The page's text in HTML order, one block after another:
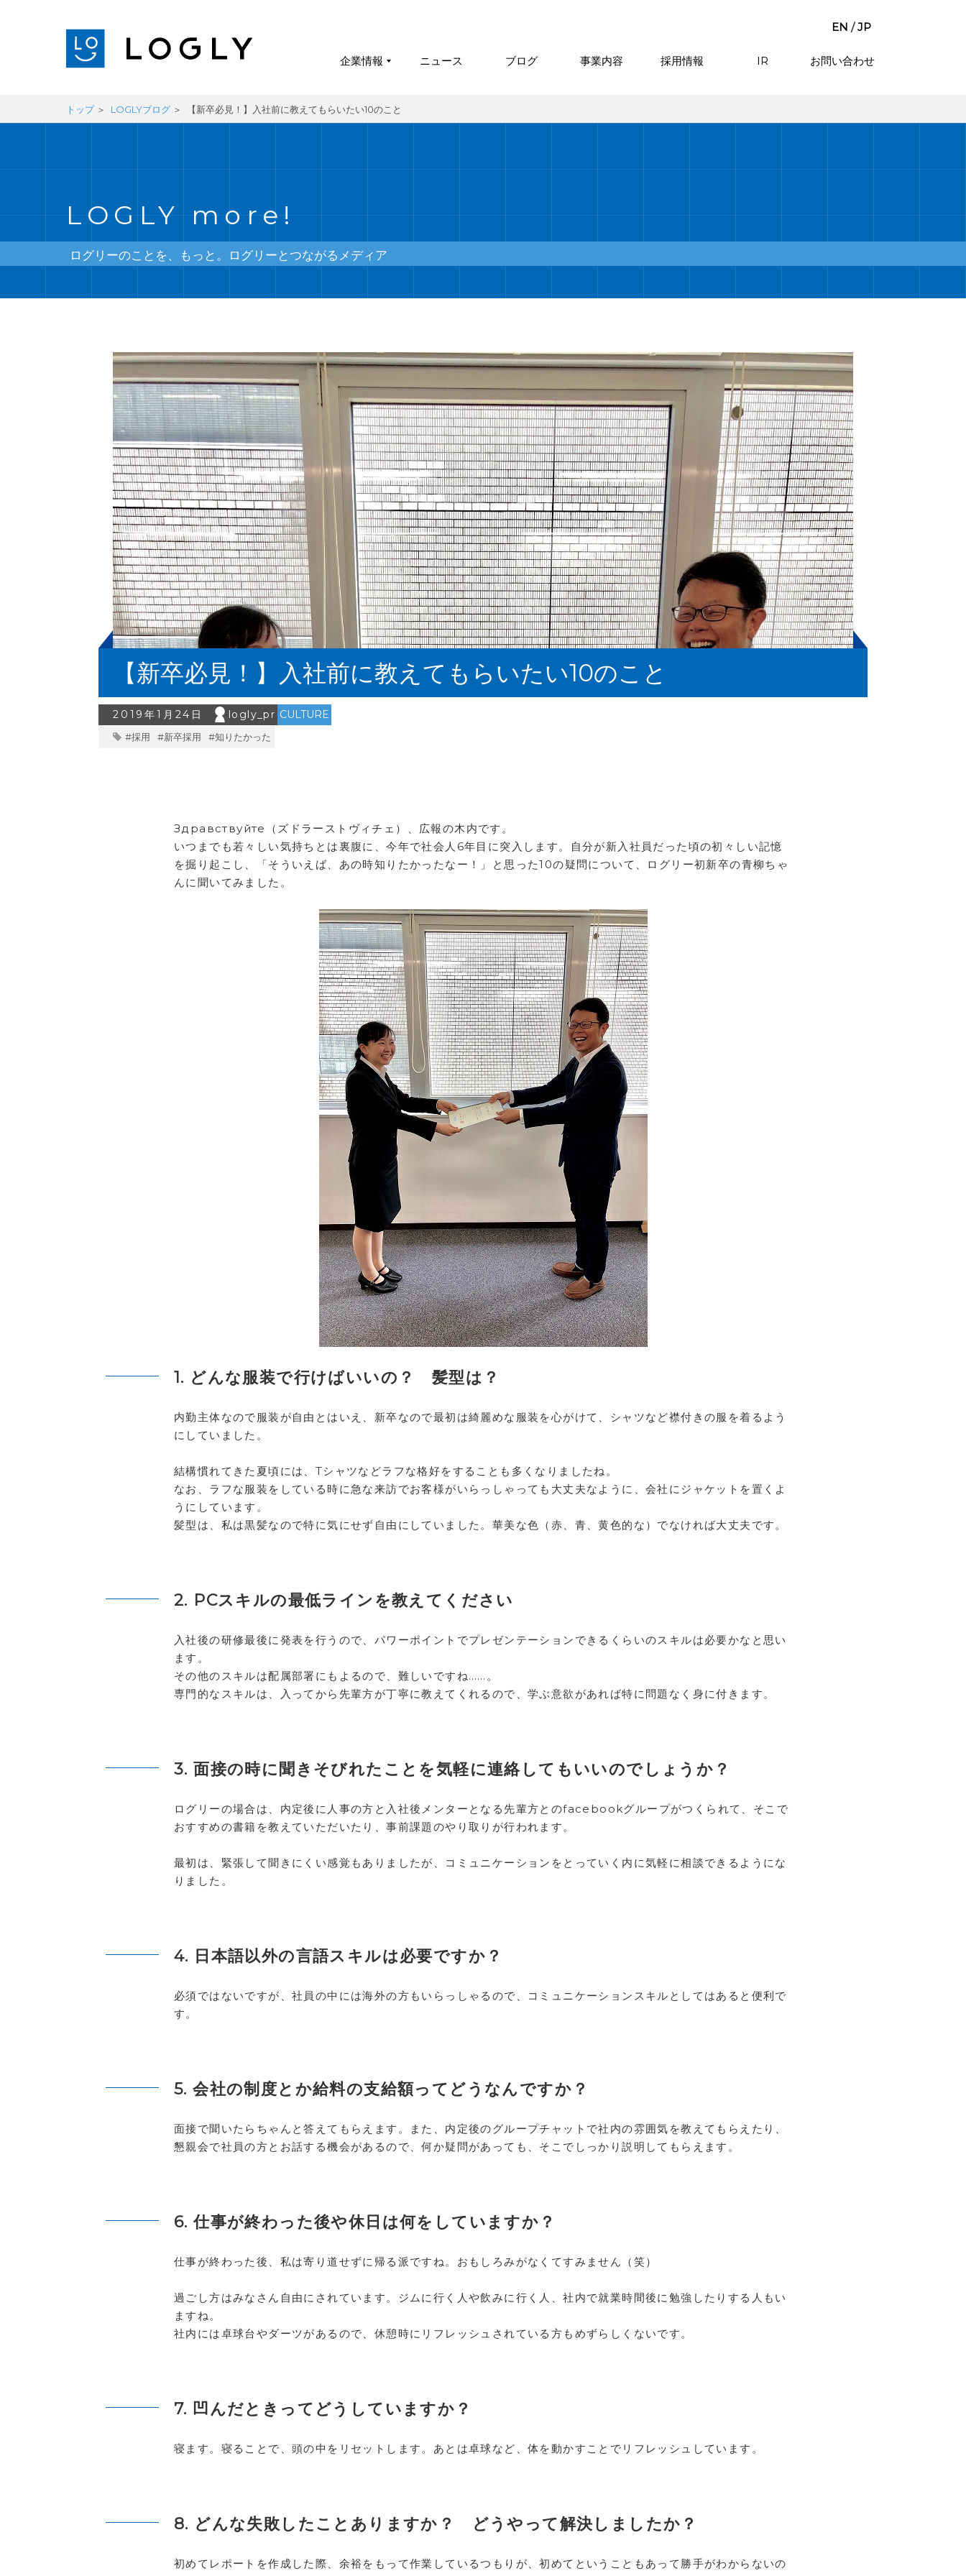
EN /JP
企業情報 ニュース ブログ 事業内容 採用情報 IR お問い合わせ
トップ LOGLYブログ 【新卒必見！】入社前に教えてもらいたい10のこと
LOGLY more!
ログリーのことを、もっと。ログリーとつながるメディア
【新卒必見！】入社前に教えてもらいたい10のこと
2019年1月24日 logly_pr CULTURE
#採用 #新卒採用 #知りたかった
Здравствуйте（ズドラーストヴィチェ）、広報の木内です。
いつまでも若々しい気持ちとは裏腹に、今年で社会人6年目に突入します。自分が新入社員だった頃の初々しい記憶
を掘り起こし、「そういえば、あの時知りたかったなー！」と思った10の疑問について、ログリー初新卒の青柳ちゃ
んに聞いてみました。
1. どんな服装で行けばいいの？ 髪型は？
内勤主体なので服装が自由とはいえ、新卒なので最初は綺麗めな服装を心がけて、シャツなど襟付きの服を着るよう
にしていました。
結構慣れてきた夏頃には、Tシャツなどラフな格好をすることも多くなりましたね。
なお、ラフな服装をしている時に急な来訪でお客様がいらっしゃっても大丈夫なように、会社にジャケットを置くよ
うにしています。
髪型は、私は黒髪なので特に気にせず自由にしていました。華美な色（赤、青、黄色的な）でなければ大丈夫です。
2. PCスキルの最低ラインを教えてください
入社後の研修最後に発表を行うので、パワーポイントでプレゼンテーションできるくらいのスキルは必要かなと思い
ます。
その他のスキルは配属部署にもよるので、難しいですね……。
専門的なスキルは、入ってから先輩方が丁寧に教えてくれるので、学ぶ意欲があれば特に問題なく身に付きます。
3. 面接の時に聞きそびれたことを気軽に連絡してもいいのでしょうか？
ログリーの場合は、内定後に人事の方と入社後メンターとなる先輩方とのfacebookグループがつくられて、そこで
おすすめの書籍を教えていただいたり、事前課題のやり取りが行われます。
最初は、緊張して聞きにくい感覚もありましたが、コミュニケーションをとっていく内に気軽に相談できるようにな
りました。
4. 日本語以外の言語スキルは必要ですか？
必須ではないですが、社員の中には海外の方もいらっしゃるので、コミュニケーションスキルとしてはあると便利で
す。
5. 会社の制度とか給料の支給額ってどうなんですか？
面接で聞いたらちゃんと答えてもらえます。また、内定後のグループチャットで社内の雰囲気を教えてもらえたり、
懇親会で社員の方とお話する機会があるので、何か疑問があっても、そこでしっかり説明してもらえます。
6. 仕事が終わった後や休日は何をしていますか？
仕事が終わった後、私は寄り道せずに帰る派ですね。おもしろみがなくてすみません（笑）
過ごし方はみなさん自由にされています。ジムに行く人や飲みに行く人、社内で就業時間後に勉強したりする人もい
ますね。
社内には卓球台やダーツがあるので、休憩時にリフレッシュされている方もめずらしくないです。
7. 凹んだときってどうしていますか？
寝ます。寝ることで、頭の中をリセットします。あとは卓球など、体を動かすことでリフレッシュしています。
8. どんな失敗したことありますか？ どうやって解決しましたか？
初めてレポートを作成した際、余裕をもって作業しているつもりが、初めてということもあって勝手がわからないの